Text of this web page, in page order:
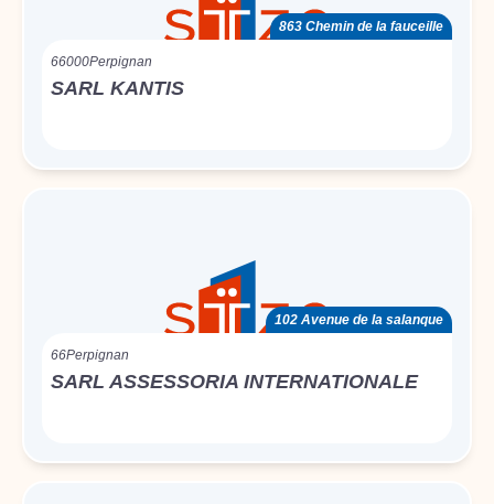
863 Chemin de la fauceille
66000Perpignan
SARL KANTIS
102 Avenue de la salanque
66Perpignan
SARL ASSESSORIA INTERNATIONALE